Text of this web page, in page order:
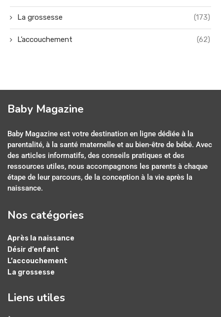
La grossesse (173)
L’accouchement (62)
Baby Magazine
Baby Magazine est votre destination en ligne dédiée à la
parentalité, à la santé maternelle et au bien-être de bébé. Avec
des articles informatifs, des conseils pratiques et des
ressources utiles, nous accompagnons les parents à chaque
étape de leur parcours, de la conception à la vie après la
naissance.
Nos catégories
Après la naissance
Désir d’enfant
L’accouchement
La grossesse
Liens utiles